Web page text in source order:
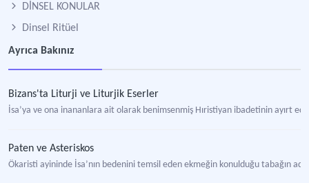
DİNSEL KONULAR
Dinsel Ritüel
Ayrıca Bakınız
Bizans'ta Liturji ve Liturjik Eserler
İsa’ya ve ona inananlara ait olarak benimsenmiş Hıristiyan ibadetinin ayırt
Paten ve Asteriskos
Ökaristi ayininde İsa’nın bedenini temsil eden ekmeğin konulduğu tabağın